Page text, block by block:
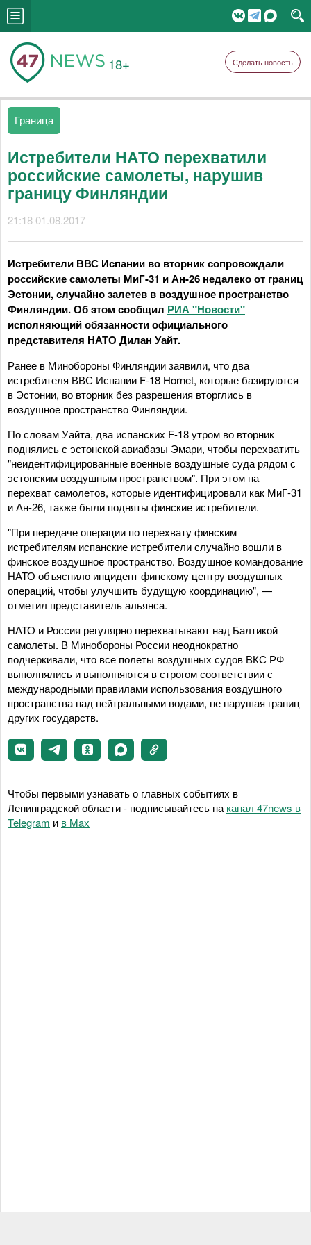
18+ Сделать новость
Граница
Истребители НАТО перехватили
российские самолеты, нарушив
границу Финляндии
21:18 01.08.2017
Истребители ВВС Испании во вторник сопровождали
российские самолеты МиГ-31 и Ан-26 недалеко от границ
Эстонии, случайно залетев в воздушное пространство
Финляндии. Об этом сообщил РИА "Новости"
исполняющий обязанности официального
представителя НАТО Дилан Уайт.
Ранее в Минобороны Финляндии заявили, что два
истребителя ВВС Испании F-18 Hornet, которые базируются
в Эстонии, во вторник без разрешения вторглись в
воздушное пространство Финляндии.
По словам Уайта, два испанских F-18 утром во вторник
поднялись с эстонской авиабазы Эмари, чтобы перехватить
"неидентифицированные военные воздушные суда рядом с
эстонским воздушным пространством". При этом на
перехват самолетов, которые идентифицировали как МиГ-31
и Ан-26, также были подняты финские истребители.
"При передаче операции по перехвату финским
истребителям испанские истребители случайно вошли в
финское воздушное пространство. Воздушное командование
НАТО объяснило инцидент финскому центру воздушных
операций, чтобы улучшить будущую координацию", —
отметил представитель альянса.
НАТО и Россия регулярно перехватывают над Балтикой
самолеты. В Минобороны России неоднократно
подчеркивали, что все полеты воздушных судов ВКС РФ
выполнялись и выполняются в строгом соответствии с
международными правилами использования воздушного
пространства над нейтральными водами, не нарушая границ
других государств.
Чтобы первыми узнавать о главных событиях в
Ленинградской области - подписывайтесь на канал 47news в
Telegram и в Maх